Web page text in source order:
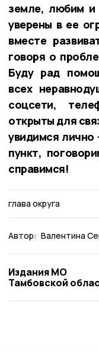
земле, любим и
уверены в ее
вместе
говоря о
Буду рад
всех
соцсети,
открыты для
увидимся
пункт,
справимся!
глава округа
Автор: Валентина
Издания МО
Тамбовской